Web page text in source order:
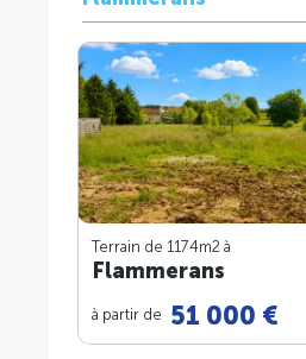
Terrain de 1174m2 à
Flammerans
à partir de 51 000 €